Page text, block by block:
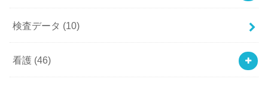
検査データ (10)
看護 (46)